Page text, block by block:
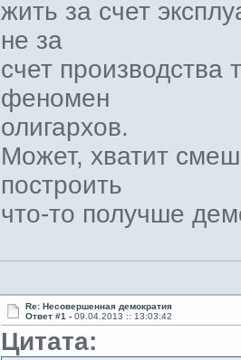
жить за счет
не за
счет производства
феномен
олигархов.
Может, хватит
построить
что-то получше
Re: Несовершенная демократия
Ответ #1 -09.04.2013 :: 13:03:42
Цитата: